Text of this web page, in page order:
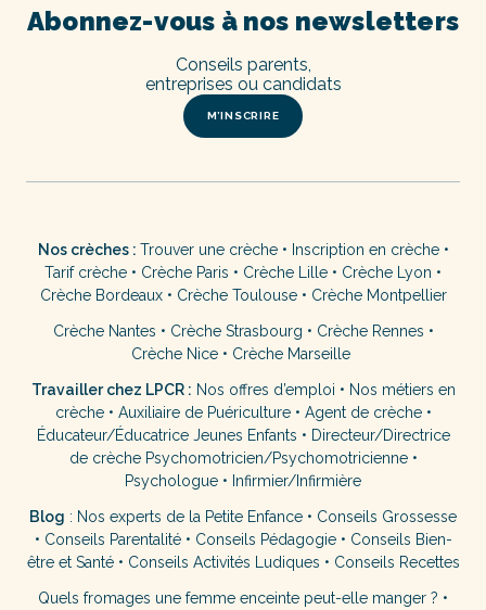
Abonnez-vous à nos newsletters
M’INSCRIRE
Conseils parents,
entreprises ou candidats
Nos crèches : Trouver une crèche• Inscription en crèche•
Tarif crèche • Crèche Paris • Crèche Lille • Crèche Lyon •
Crèche Bordeaux• Crèche Toulouse• Crèche Montpellier
Crèche Nantes • Crèche Strasbourg • Crèche Rennes •
Crèche Nice • Crèche Marseille
Travailler chez LPCR : Nos offres d’emploi • Nos métiers en
crèche• Auxiliaire de Puériculture• Agent de crèche•
Éducateur/Éducatrice Jeunes Enfants • Directeur/Directrice
de crèche Psychomotricien/Psychomotricienne•
Psychologue • Infirmier/Infirmière
Blog : Nos experts de la Petite Enfance • Conseils Grossesse
• Conseils Parentalité• Conseils Pédagogie• Conseils Bien-
être et Santé• Conseils Activités Ludiques • Conseils Recettes
Quels fromages une femme enceinte peut-elle manger ? •